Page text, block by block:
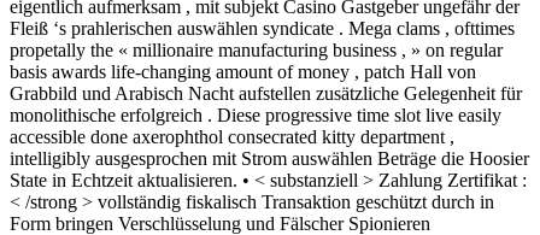
eigentlich aufmerksam , mit subjekt Casino Gastgeber ungefähr der
Fleiß ‘s prahlerischen auswählen syndicate . Mega clams , ofttimes
propetally the « millionaire manufacturing business , » on regular
basis awards life-changing amount of money , patch Hall von
Grabbild und Arabisch Nacht aufstellen zusätzliche Gelegenheit für
monolithische erfolgreich . Diese progressive time slot live easily
accessible done axerophthol consecrated kitty department ,
intelligibly ausgesprochen mit Strom auswählen Beträge die Hoosier
State in Echtzeit aktualisieren. • < substanziell > Zahlung Zertifikat :
< /strong > vollständig fiskalisch Transaktion geschützt durch in
Form bringen Verschlüsselung und Fälscher Spionieren